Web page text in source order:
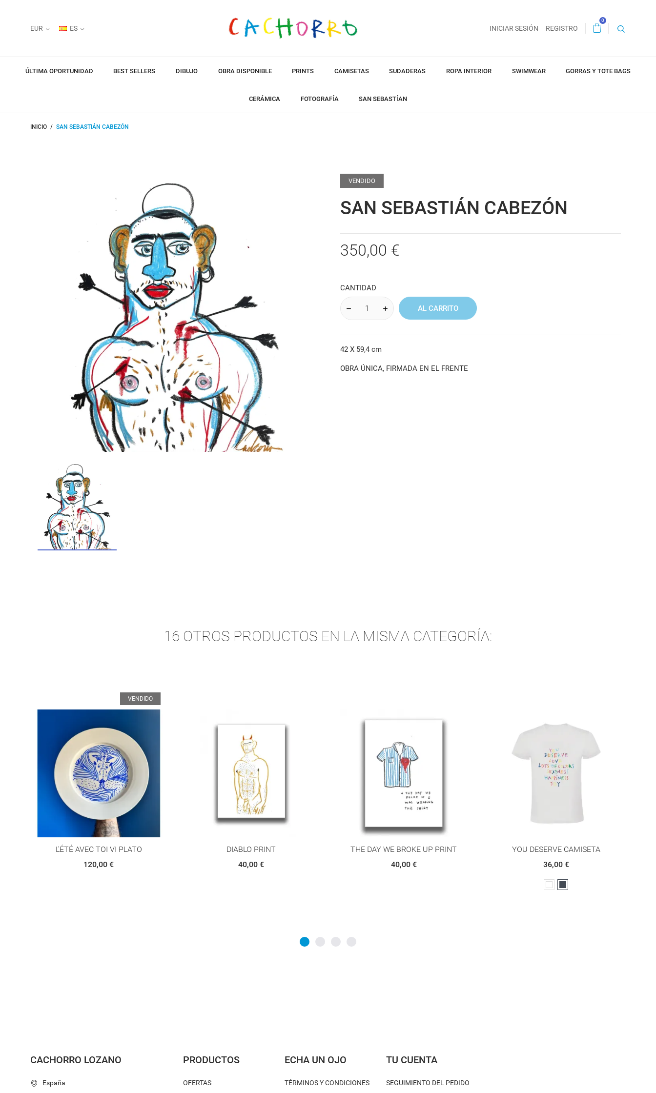
EUR ES INICIAR SESIÓN REGISTRO
0
ÚLTIMA OPORTUNIDAD BEST SELLERS DIBUJO OBRA DISPONIBLE PRINTS CAMISETAS SUDADERAS ROPA INTERIOR SWIMWEAR GORRAS Y TOTE BAGS
CERÁMICA FOTOGRAFÍA SAN SEBASTÍAN
INICIO SAN SEBASTIÁN CABEZÓN
VENDIDO
SAN SEBASTIÁN CABEZÓN
350,00 €
CANTIDAD
AL CARRITO
42 X 59,4 cm
OBRA ÚNICA, FIRMADA EN EL FRENTE
16 OTROS PRODUCTOS EN LA MISMA CATEGORÍA:
VENDIDO
L'ÉTÉ AVEC TOI VI PLATO
120,00 €
DIABLO PRINT
40,00 €
THE DAY WE BROKE UP PRINT
40,00 €
YOU DESERVE CAMISETA
36,00 €
BlancoNegro
CACHORRO LOZANO
España
PRODUCTOS
OFERTAS
ECHA UN OJO
TÉRMINOS Y CONDICIONES
TU CUENTA
SEGUIMIENTO DEL PEDIDO